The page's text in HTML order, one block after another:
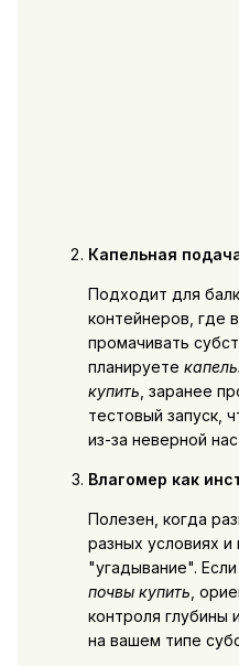
Капельная
Подходит для
контейнеров, где
промачивать
планируете
купить , заранее
тестовый запуск,
из-за неверной
Влагомер как
Полезен, когда
разных условиях
"угадывание".
почвы купить ,
контроля глубины
на вашем типе